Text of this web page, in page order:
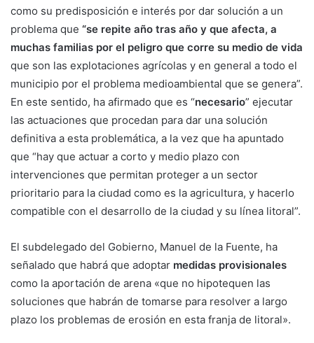
como su predisposición e interés por dar solución a un
problema que “se repite año tras año y que afecta, a
muchas familias por el peligro que corre su medio de vida
que son las explotaciones agrícolas y en general a todo el
municipio por el problema medioambiental que se genera”.
En este sentido, ha afirmado que es “necesario” ejecutar
las actuaciones que procedan para dar una solución
definitiva a esta problemática, a la vez que ha apuntado
que “hay que actuar a corto y medio plazo con
intervenciones que permitan proteger a un sector
prioritario para la ciudad como es la agricultura, y hacerlo
compatible con el desarrollo de la ciudad y su línea litoral”.
El subdelegado del Gobierno, Manuel de la Fuente, ha
señalado que habrá que adoptar medidas provisionales
como la aportación de arena «que no hipotequen las
soluciones que habrán de tomarse para resolver a largo
plazo los problemas de erosión en esta franja de litoral».